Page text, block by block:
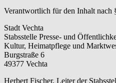
Verantwortlich für den Inhalt nach
Stadt Vechta
Stabsstelle Presse- und
Kultur, Heimatpflege und
Burgstraße 6
49377 Vechta
Herbert Fischer, Leiter der